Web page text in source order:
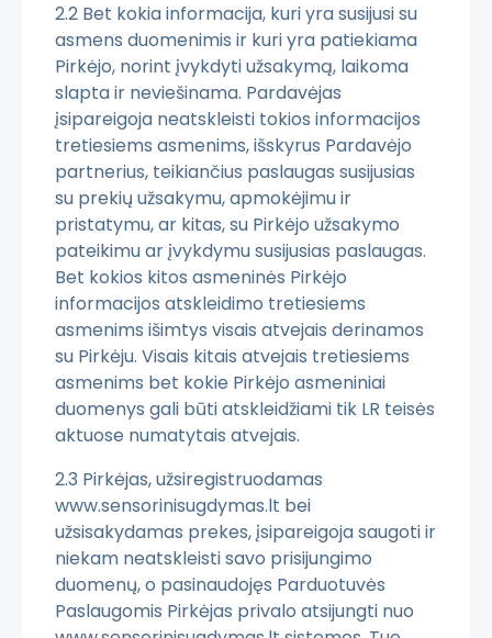
2.2 Bet kokia informacija, kuri yra susijusi su
asmens duomenimis ir kuri yra patiekiama
Pirkėjo, norint įvykdyti užsakymą, laikoma
slapta ir neviešinama. Pardavėjas
įsipareigoja neatskleisti tokios informacijos
tretiesiems asmenims, išskyrus Pardavėjo
partnerius, teikiančius paslaugas susijusias
su prekių užsakymu, apmokėjimu ir
pristatymu, ar kitas, su Pirkėjo užsakymo
pateikimu ar įvykdymu susijusias paslaugas.
Bet kokios kitos asmeninės Pirkėjo
informacijos atskleidimo tretiesiems
asmenims išimtys visais atvejais derinamos
su Pirkėju. Visais kitais atvejais tretiesiems
asmenims bet kokie Pirkėjo asmeniniai
duomenys gali būti atskleidžiami tik LR teisės
aktuose numatytais atvejais.
2.3 Pirkėjas, užsiregistruodamas
www.sensorinisugdymas.lt bei
užsisakydamas prekes, įsipareigoja saugoti ir
niekam neatskleisti savo prisijungimo
duomenų, o pasinaudojęs Parduotuvės
Paslaugomis Pirkėjas privalo atsijungti nuo